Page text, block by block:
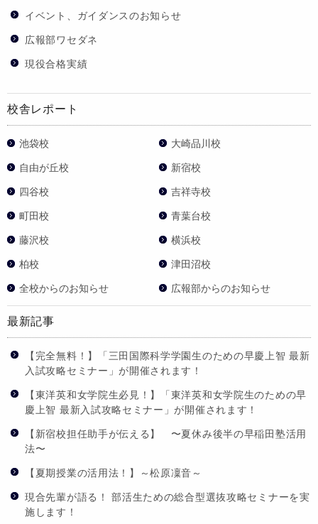
イベント、ガイダンスのお知らせ
広報部ワセダネ
現役合格実績
校舎レポート
池袋校 大崎品川校
自由が丘校 新宿校
四谷校 吉祥寺校
町田校 青葉台校
藤沢校 横浜校
柏校 津田沼校
全校からのお知らせ 広報部からのお知らせ
最新記事
【完全無料！】「三田国際科学学園生のための早慶上智 最新
入試攻略セミナー」が開催されます！
【東洋英和女学院生必見！】「東洋英和女学院生のための早
慶上智 最新入試攻略セミナー」が開催されます！
【新宿校担任助手が伝える】 〜夏休み後半の早稲田塾活用
法〜
【夏期授業の活用法！】～松原凜音～
現合先輩が語る！ 部活生ための総合型選抜攻略セミナーを実
施します！